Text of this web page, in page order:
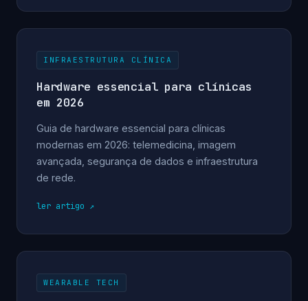
INFRAESTRUTURA CLÍNICA
Hardware essencial para clínicas
em 2026
Guia de hardware essencial para clínicas
modernas em 2026: telemedicina, imagem
avançada, segurança de dados e infraestrutura
de rede.
ler artigo
WEARABLE TECH